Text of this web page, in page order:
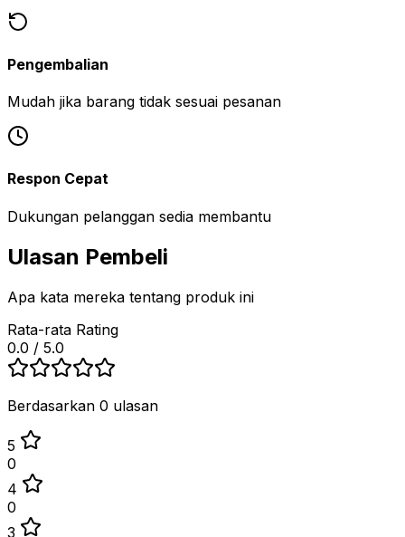
Pengembalian
Mudah jika barang tidak sesuai pesanan
Respon Cepat
Dukungan pelanggan sedia membantu
Ulasan Pembeli
Apa kata mereka tentang produk ini
Rata-rata Rating
0.0 / 5.0
Berdasarkan 0 ulasan
5
0
4
0
3